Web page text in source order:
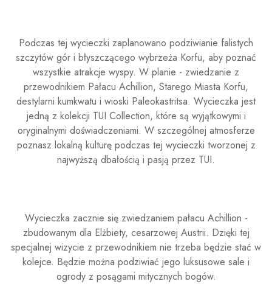
Podczas tej wycieczki zaplanowano podziwianie falistych
szczytów gór i błyszczącego wybrzeża Korfu, aby poznać
wszystkie atrakcje wyspy. W planie - zwiedzanie z
przewodnikiem Pałacu Achillion, Starego Miasta Korfu,
destylarni kumkwatu i wioski Paleokastritsa. Wycieczka jest
jedną z kolekcji TUI Collection, które są wyjątkowymi i
oryginalnymi doświadczeniami. W szczególnej atmosferze
poznasz lokalną kulturę podczas tej wycieczki tworzonej z
najwyższą dbałością i pasją przez TUI.
Wycieczka zacznie się zwiedzaniem pałacu Achillion -
zbudowanym dla Elżbiety, cesarzowej Austrii. Dzięki tej
specjalnej wizycie z przewodnikiem nie trzeba będzie stać w
kolejce. Będzie można podziwiać jego luksusowe sale i
ogrody z posągami mitycznych bogów.